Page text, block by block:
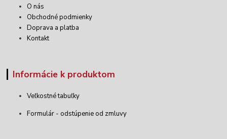
O nás
Obchodné podmienky
Doprava a platba
Kontakt
Informácie k produktom
Veľkostné tabuľky
Formulár - odstúpenie od zmluvy